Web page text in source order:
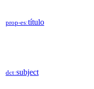
prop-es:título
dct:subject